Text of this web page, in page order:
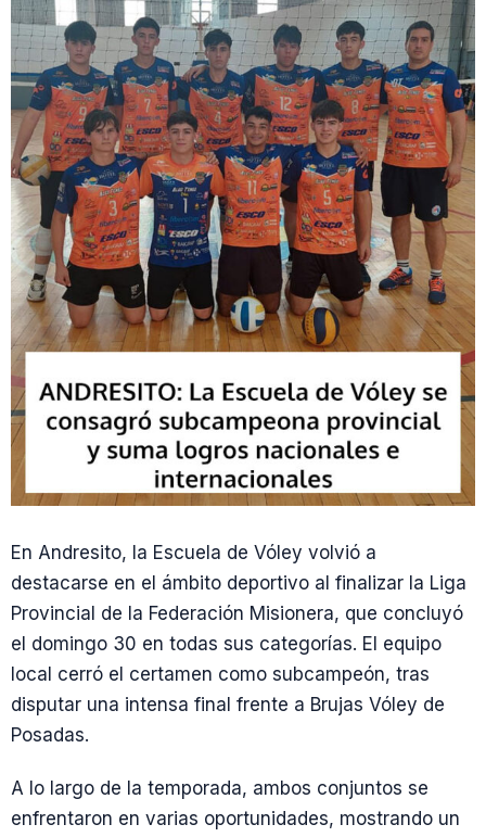
En Andresito, la Escuela de Vóley volvió a
destacarse en el ámbito deportivo al finalizar la Liga
Provincial de la Federación Misionera, que concluyó
el domingo 30 en todas sus categorías. El equipo
local cerró el certamen como subcampeón, tras
disputar una intensa final frente a Brujas Vóley de
Posadas.
A lo largo de la temporada, ambos conjuntos se
enfrentaron en varias oportunidades, mostrando un